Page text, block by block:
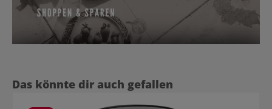
Produktgalerie überspringen
Das könnte dir auch gefallen